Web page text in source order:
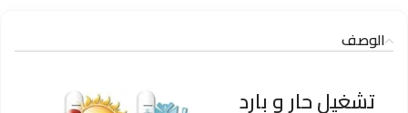
الوصف
تشغيل حار و بارد